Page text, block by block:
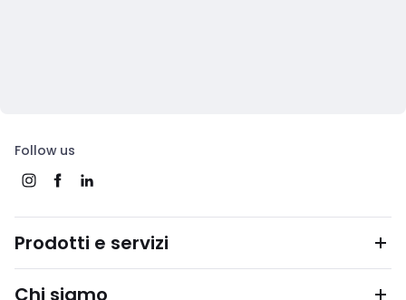
Follow us
Prodotti e servizi
Chi siamo